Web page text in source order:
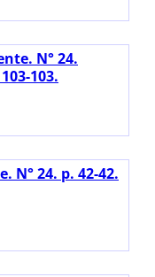
N° 24.
103.
N° 24. p. 42-42.